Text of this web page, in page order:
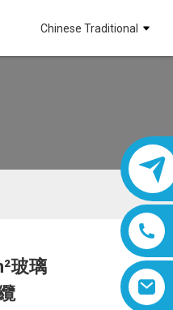
Chinese Traditional
Loading...
Loading...
玻璃